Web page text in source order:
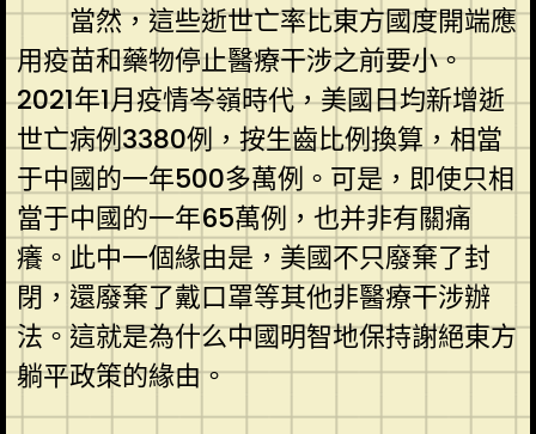
當然，這些逝世亡率比東方國度開端應
用疫苗和藥物停止醫療干涉之前要小。
2021年1月疫情岑嶺時代，美國日均新增逝
世亡病例3380例，按生齒比例換算，相當
于中國的一年500多萬例。可是，即使只相
當于中國的一年65萬例，也并非有關痛
癢。此中一個緣由是，美國不只廢棄了封
閉，還廢棄了戴口罩等其他非醫療干涉辦
法。這就是為什么中國明智地保持謝絕東方
躺平政策的緣由。